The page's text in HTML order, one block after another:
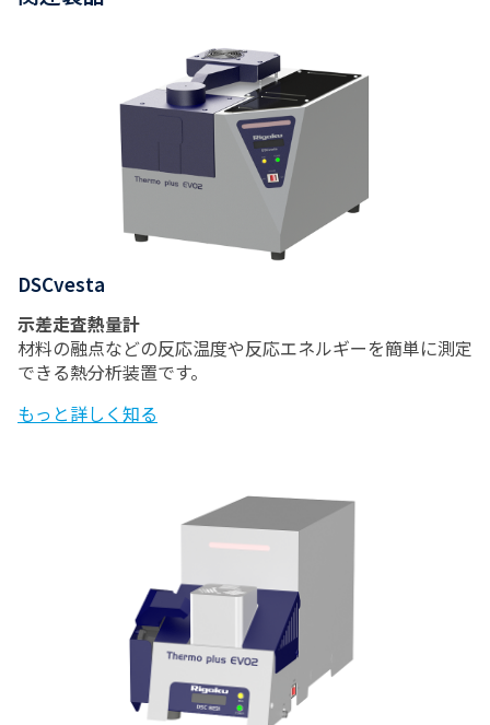
DSCvesta
示差走査熱量計
材料の融点などの反応温度や反応エネルギーを簡単に測定
できる熱分析装置です。
もっと詳しく知る